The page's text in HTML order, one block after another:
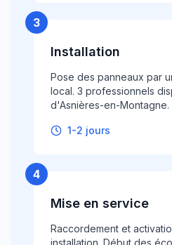
3
Installation
Pose des panneaux par
local. 3 professionnels
d'Asnières-en-Montagne.
1-2 jours
4
Mise en service
Raccordement et
installation. Début des